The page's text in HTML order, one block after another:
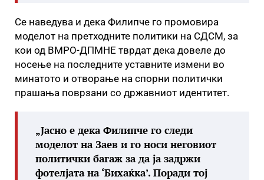
Се наведува и дека Филипче го промовира
моделот на претходните политики на СДСМ, за
кои од ВМРО-ДПМНЕ тврдат дека довеле до
носење на последните уставните измени во
минатото и отворање на спорни политички
прашања поврзани со државниот идентитет.
„Јасно е дека Филипче го следи
моделот на Заев и го носи неговиот
политички багаж за да ја задржи
фотелјата на ‘Бихаќка’. Поради тој